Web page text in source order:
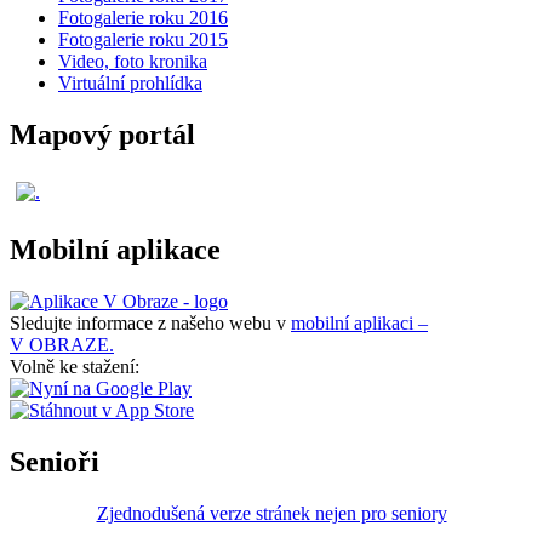
Fotogalerie roku 2016
Fotogalerie roku 2015
Video, foto kronika
Virtuální prohlídka
Mapový portál
Mobilní aplikace
Sledujte informace z našeho webu v mobilní aplikaci –
V OBRAZE.
Volně ke stažení:
Senioři
Zjednodušená verze stránek nejen pro seniory